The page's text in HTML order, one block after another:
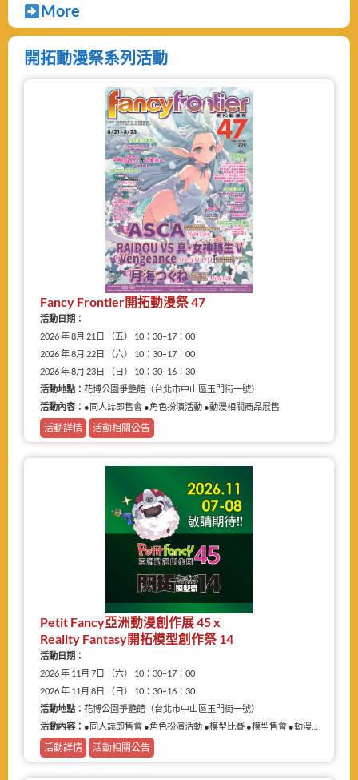
More
開拓動漫祭系列活動
Fancy Frontier開拓動漫祭 47
活動日期：
2026 年 8月 21日 （五） 10：30–17：00
2026 年 8月 22日 （六） 10：30–17：00
2026 年 8月 23日 （日） 10：30–16：30
活動地點： 花博公園爭艷館（台北市中山區玉門街一號）
活動內容： ●同人誌即售會 ●角色扮演活動 ●動漫相關商品展售
活動詳情 活動相關公告
Petit Fancy亞洲動漫創作展 45 x
Reality Fantasy開拓模型創作祭 14
活動日期：
2026 年 11月 7日 （六） 10：30–17：00
2026 年 11月 8日 （日） 10：30–16：30
活動地點： 花博公園爭艷館（台北市中山區玉門街一號）
活動內容： ●同人誌即售會 ●角色扮演活動 ●模型比賽 ●模型售會 ●動漫相關商品展售
活動詳情 活動相關公告